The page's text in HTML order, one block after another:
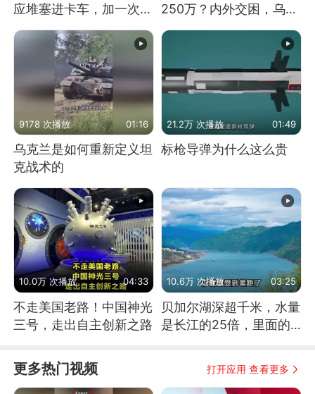
应堆塞进卡车，加一次燃
料能跑几十年
250万？内外交困，乌克
兰这下真没人了！
9178 次播放 01:16
乌克兰是如何重新定义坦
克战术的
21.2万 次播放 01:49
标枪导弹为什么这么贵
10.0万 次播放 04:33
不走美国老路！中国神光
三号，走出自主创新之路
10.6万 次播放 03:25
贝加尔湖深超千米，水量
是长江的25倍，里面的
更多热门视频 打开应用 查看更多